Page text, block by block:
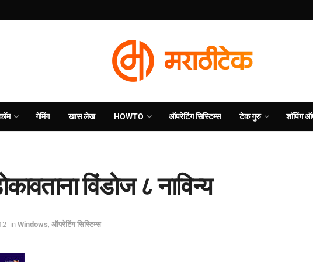
गेमिंग खास लेख HOWTO ऑपरेटिंग सिस्टिम्स टेक गुरु शॉपिंग
विंडोज ८ नाविन्य
in Windows ऑपरेटिंग सिस्टिम्स